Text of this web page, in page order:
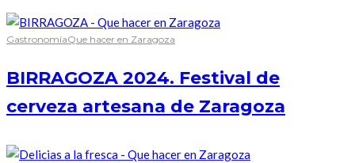
GastronomíaQue hacer en Zaragoza
BIRRAGOZA 2024. Festival de
cerveza artesana de Zaragoza